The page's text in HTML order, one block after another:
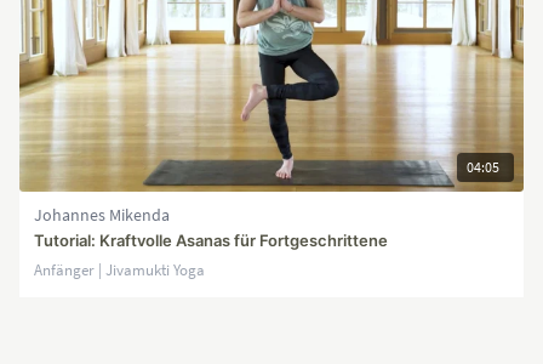
04:05
Johannes Mikenda
Tutorial: Kraftvolle Asanas für Fortgeschrittene
Anfänger | Jivamukti Yoga